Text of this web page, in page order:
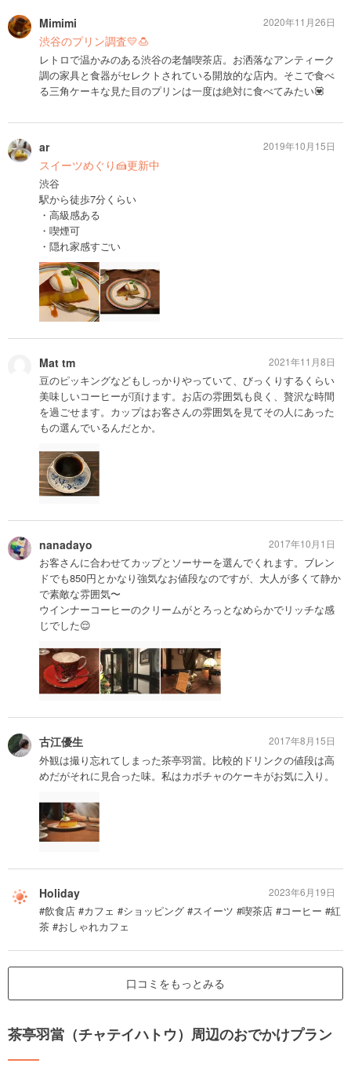
Mimimi
渋谷のプリン調査💛🍮
レトロで温かみのある渋谷の老舗喫茶店。お洒落なアンティーク
調の家具と食器がセレクトされている開放的な店内。そこで食べ
る三角ケーキな見た目のプリンは一度は絶対に食べてみたい💟
2020年11月26日
ar
スイーツめぐり🍰更新中
渋谷
駅から徒歩7分くらい
・高級感ある
・喫煙可
・隠れ家感すごい
2019年10月15日
Mat tm
豆のピッキングなどもしっかりやっていて、びっくりするくらい
美味しいコーヒーが頂けます。お店の雰囲気も良く、贅沢な時間
を過ごせます。カップはお客さんの雰囲気を見てその人にあった
もの選んでいるんだとか。
2021年11月8日
nanadayo
お客さんに合わせてカップとソーサーを選んでくれます。ブレン
ドでも850円とかなり強気なお値段なのですが、大人が多くて静か
で素敵な雰囲気〜
ウインナーコーヒーのクリームがとろっとなめらかでリッチな感
じでした😌
2017年10月1日
古江優生
外観は撮り忘れてしまった茶亭羽當。比較的ドリンクの値段は高
めだがそれに見合った味。私はカボチャのケーキがお気に入り。
2017年8月15日
Holiday
#飲食店 #カフェ #ショッピング #スイーツ #喫茶店 #コーヒー #紅
茶 #おしゃれカフェ
2023年6月19日
口コミをもっとみる
茶亭羽當（チャテイハトウ）周辺のおでかけプラン